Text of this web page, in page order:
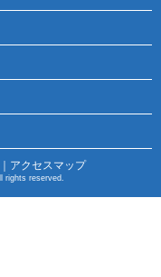
｜アクセスマップ
rights reserved.